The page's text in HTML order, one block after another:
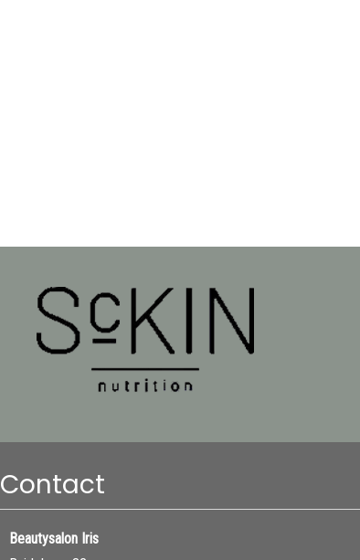
Contact
Beautysalon Iris